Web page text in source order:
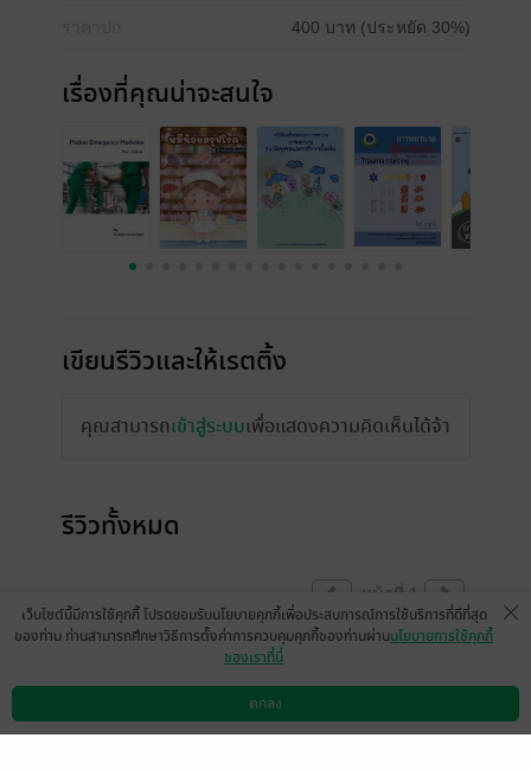
400 บาท (ประหยัด 30%)
เรื่องที่คุณน่าจะสนใจ
เขียนรีวิวและให้เรตติ้ง
คุณสามารถเข้าสู่ระบบเพื่อแสดงความคิดเห็นได้จ้า
รีวิวทั้งหมด
หน้าที่ 1
ดาวน์โหลดแอป วิธีการใช้งาน ติดต่อเรา
เว็บไซต์นี้มีการใช้คุกกี้ โปรดยอมรับนโยบายคุกกี้เพื่อประสบการณ์การใช้บริการที่ดีที่สุด
ของท่าน ท่านสามารถศึกษาวิธีการตั้งค่าการควบคุมคุกกี้ของท่านผ่านนโยบายการใช้คุกกี้
ของเราที่นี่
ตกลง